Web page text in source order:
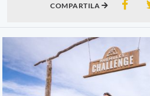
COMPARTILA